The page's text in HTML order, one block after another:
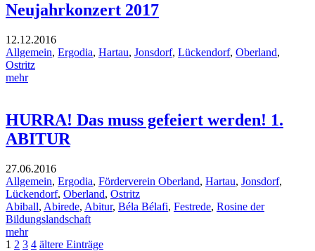
Neujahrkonzert 2017
12.12.2016
Allgemein, Ergodia, Hartau, Jonsdorf, Lückendorf, Oberland,
Ostritz
mehr
HURRA! Das muss gefeiert werden! 1.
ABITUR
27.06.2016
Allgemein, Ergodia, Förderverein Oberland, Hartau, Jonsdorf,
Lückendorf, Oberland, Ostritz
Abiball, Abirede, Abitur, Béla Bélafi, Festrede, Rosine der
Bildungslandschaft
mehr
1 2 3 4 ältere Einträge